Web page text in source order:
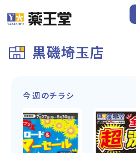
黒磯埼玉店
今週のチラシ